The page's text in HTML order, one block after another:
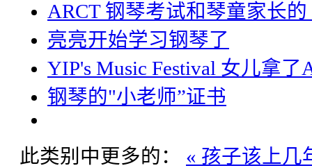
ARCT 钢琴考试和琴童家长
亮亮开始学习钢琴了
YIP's Music Festival 女儿拿
钢琴的"小老师”证书
此类别中更多的：
« 孩子该上几